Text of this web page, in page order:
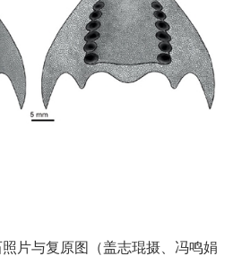
复原图（盖志琨摄、冯鸣娟